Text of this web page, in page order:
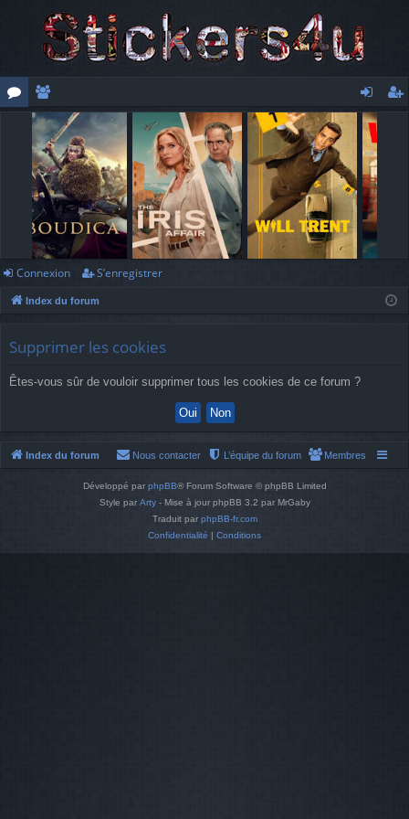
e
m
br
es
o
n
ne
xi
o
Connexion S’enregistrer
Index du forum
Supprimer les cookies
Êtes-vous sûr de vouloir supprimer tous les cookies de ce forum ?
Index du forum Membres
L’équipe du forum
Nous contacter
Développé par phpBB® Forum Software © phpBB Limited
Style par Arty- Mise à jour phpBB 3.2 par MrGaby
Traduit par phpBB-fr.com
Confidentialité | Conditions